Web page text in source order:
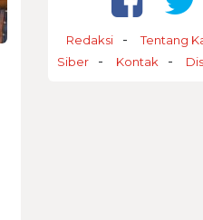
Redaksi Tentang
Siber
Kontak